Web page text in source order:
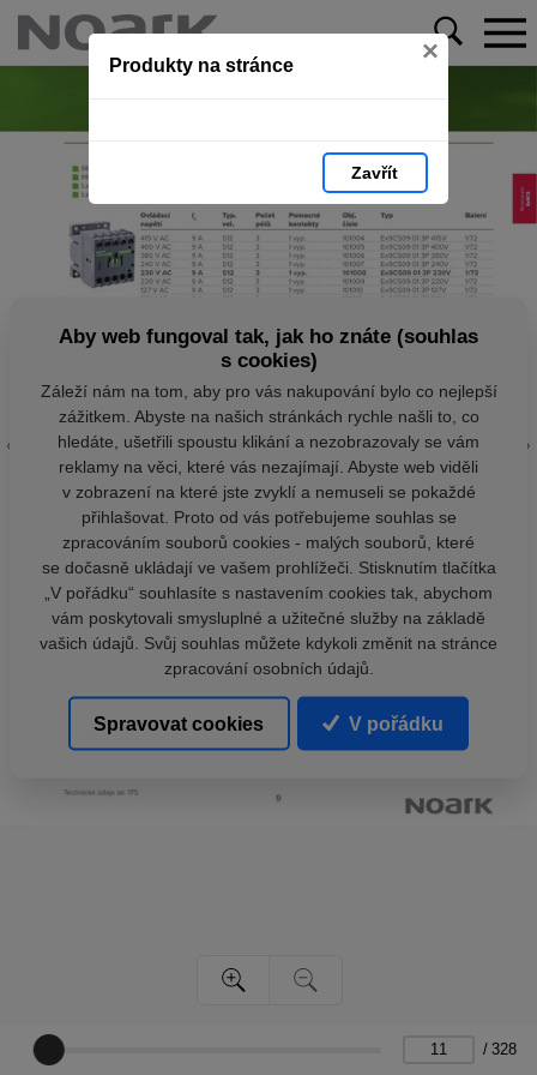
Produkty na stránce ×
Zavřít
/ 328
Aby web fungoval tak, jak ho znáte (souhlas
s cookies)
Záleží nám na tom, aby pro vás nakupování bylo co nejlepší
zážitkem. Abyste na našich stránkách rychle našli to, co
hledáte, ušetřili spoustu klikání a nezobrazovaly se vám
reklamy na věci, které vás nezajímají. Abyste web viděli
v zobrazení na které jste zvyklí a nemuseli se pokaždé
přihlašovat. Proto od vás potřebujeme souhlas se
zpracováním souborů cookies - malých souborů, které
se dočasně ukládají ve vašem prohlížeči. Stisknutím tlačítka
„V pořádku“ souhlasíte s nastavením cookies tak, abychom
vám poskytovali smysluplné a užitečné služby na základě
vašich údajů. Svůj souhlas můžete kdykoli změnit na stránce
zpracování osobních údajů.
Spravovat cookies V pořádku